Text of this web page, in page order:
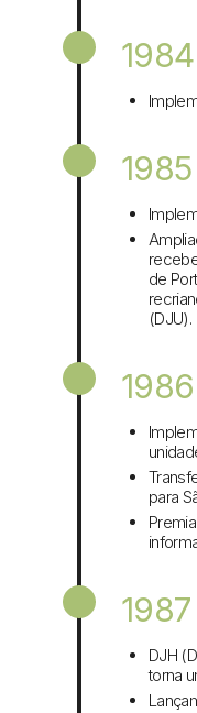
1984
1985
de
(DJU).
1986
para
1987
DJH
torna